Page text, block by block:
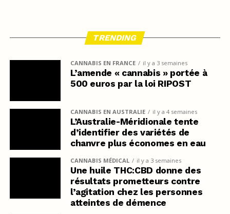
TRENDING
CANNABIS EN FRANCE il y a 3 semaines
L’amende « cannabis » portée à
500 euros par la loi RIPOST
CANNABIS EN AUSTRALIE il y a 4 semaines
L’Australie-Méridionale tente
d’identifier des variétés de
chanvre plus économes en eau
CANNABIS MÉDICAL il y a 3 semaines
Une huile THC:CBD donne des
résultats prometteurs contre
l’agitation chez les personnes
atteintes de démence